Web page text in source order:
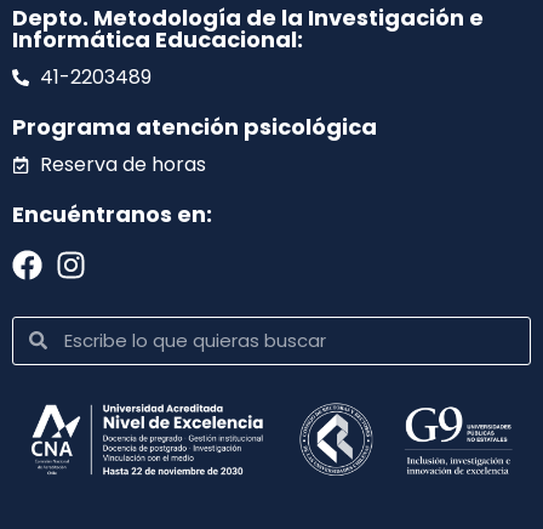
Depto. Metodología de la Investigación e
Informática Educacional:
41-2203489
Programa atención psicológica
Reserva de horas
Encuéntranos en: